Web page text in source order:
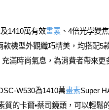
1410萬有效畫素 、4倍光學變
機型外觀纖巧精美，均搭配5
滿時尚氣息，為消費者帶來更
W530為1410萬畫素Super
的卡爾•蔡司鏡頭，可以輕鬆